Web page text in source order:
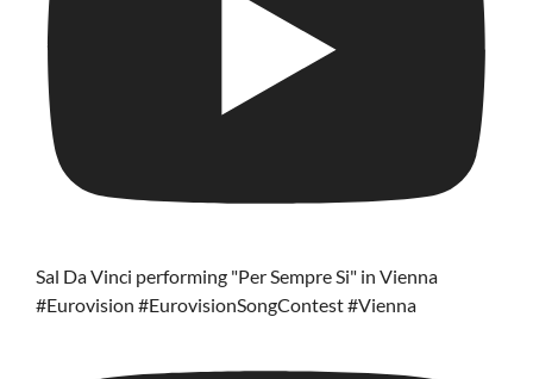
Sal Da Vinci performing "Per Sempre Si" in Vienna
#Eurovision #EurovisionSongContest #Vienna